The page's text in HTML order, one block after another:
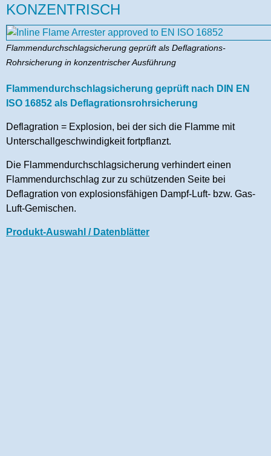
KONZENTRISCH
Flammendurchschlagsicherung geprüft als Deflagrations-
Rohrsicherung in konzentrischer Ausführung
Flammendurchschlagsicherung geprüft nach DIN EN
ISO 16852 als Deflagrationsrohrsicherung
Deflagration = Explosion, bei der sich die Flamme mit
Unterschallgeschwindigkeit fortpflanzt.
Die Flammendurchschlagsicherung verhindert einen
Flammendurchschlag zur zu schützenden Seite bei
Deflagration von explosionsfähigen Dampf-Luft- bzw. Gas-
Luft-Gemischen.
Produkt-Auswahl / Datenblätter